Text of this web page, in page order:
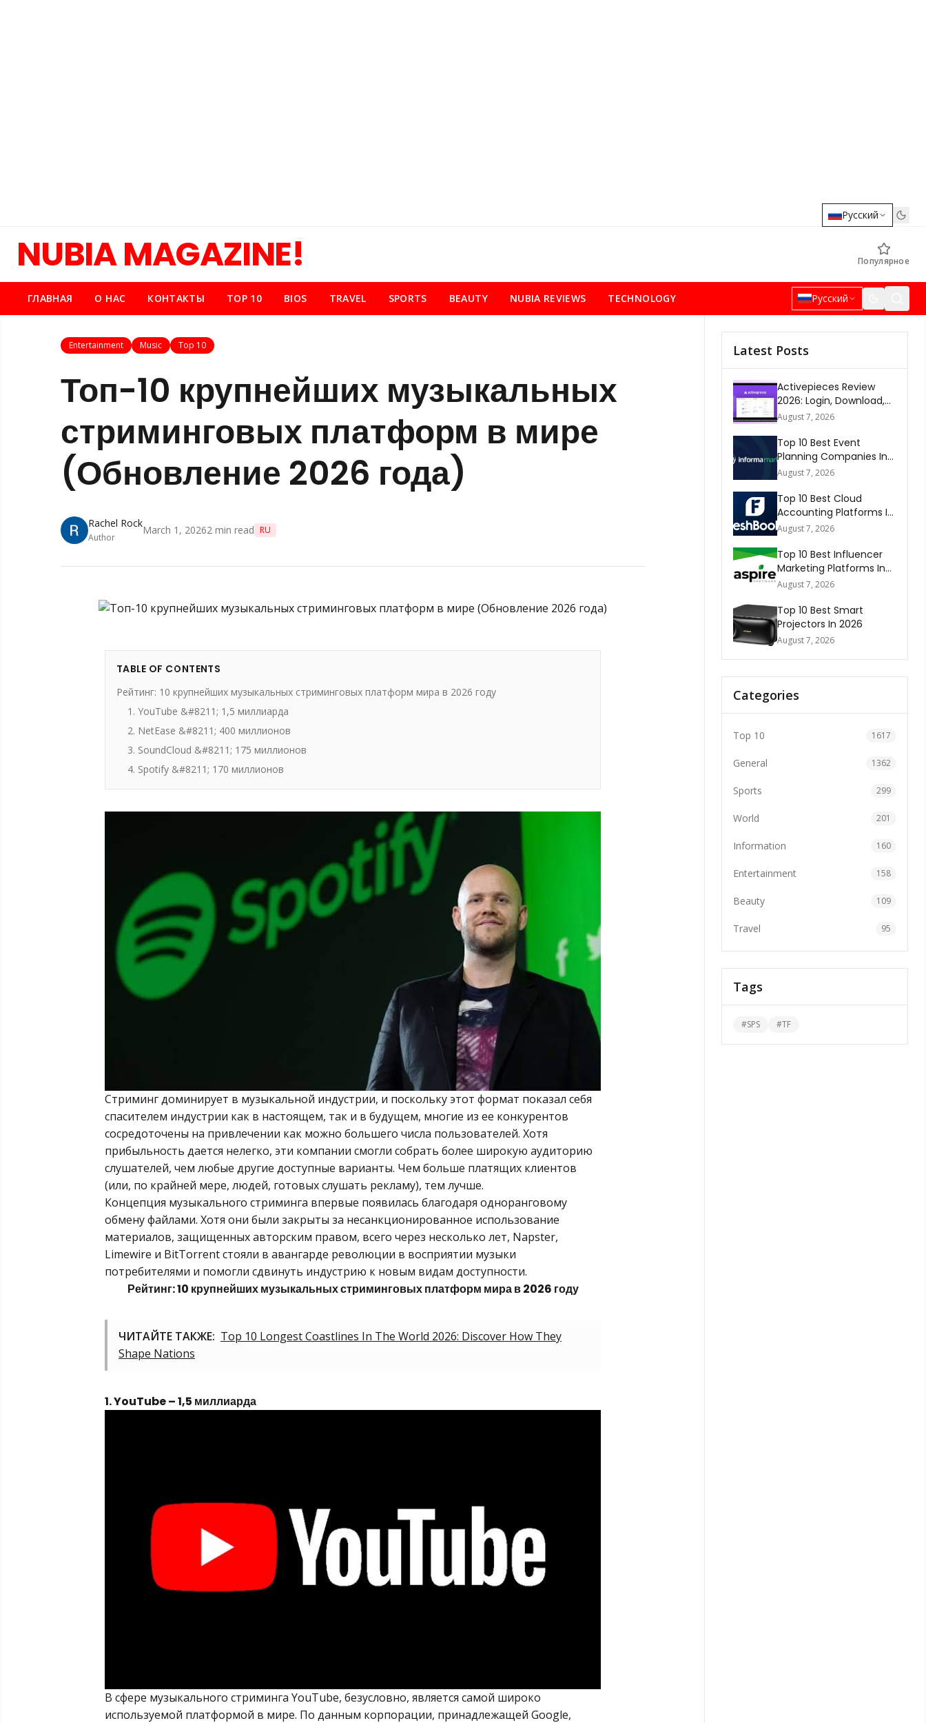
Русский
NUBIA MAGAZINE! Популярное
ГЛАВНАЯ О НАС КОНТАКТЫ TOP 10 BIOS TRAVEL SPORTS BEAUTY NUBIA REVIEWS TECHNOLOGY Русский
Entertainment Music Top 10
Топ-10 крупнейших музыкальных
стриминговых платформ в мире
(Обновление 2026 года)
Rachel Rock
Author
March 1, 20262 min read RU
TABLE OF CONTENTS
Рейтинг: 10 крупнейших музыкальных стриминговых платформ мира в 2026 году
1. YouTube &#8211; 1,5 миллиарда
2. NetEase &#8211; 400 миллионов
3. SoundCloud &#8211; 175 миллионов
4. Spotify &#8211; 170 миллионов
Стриминг доминирует в музыкальной индустрии, и поскольку этот формат показал себя
спасителем индустрии как в настоящем, так и в будущем, многие из ее конкурентов
сосредоточены на привлечении как можно большего числа пользователей. Хотя
прибыльность дается нелегко, эти компании смогли собрать более широкую аудиторию
слушателей, чем любые другие доступные варианты. Чем больше платящих клиентов
(или, по крайней мере, людей, готовых слушать рекламу), тем лучше.
Концепция музыкального стриминга впервые появилась благодаря одноранговому
обмену файлами. Хотя они были закрыты за несанкционированное использование
материалов, защищенных авторским правом, всего через несколько лет, Napster,
Limewire и BitTorrent стояли в авангарде революции в восприятии музыки
потребителями и помогли сдвинуть индустрию к новым видам доступности.
Рейтинг: 10 крупнейших музыкальных стриминговых платформ мира в 2026 году
ЧИТАЙТЕ ТАКЖЕ: Top 10 Longest Coastlines In The World 2026: Discover How They
Shape Nations
1. YouTube – 1,5 миллиарда
В сфере музыкального стриминга YouTube, безусловно, является самой широко
используемой платформой в мире. По данным корпорации, принадлежащей Google,
Latest Posts
Activepieces Review
2026: Login, Download,
AI, Pricing, Automation &
August 7, 2026
Top 10 Best Event
Planning Companies In
The World 2026
August 7, 2026
Top 10 Best Cloud
Accounting Platforms In
The World 2026
August 7, 2026
Top 10 Best Influencer
Marketing Platforms In
The World 2026
August 7, 2026
Top 10 Best Smart
Projectors In 2026
August 7, 2026
Categories
Top 10 1617
General 1362
Sports 299
World 201
Information 160
Entertainment 158
Beauty 109
Travel 95
Tags
#SPS #TF